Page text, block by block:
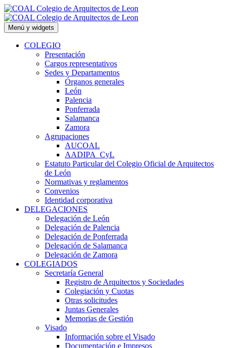
Saltar
al
contenido
Menú y widgets
COLEGIO
Presentación
Cargos representativos
Sedes y Departamentos
Órganos generales
León
Palencia
Ponferrada
Salamanca
Zamora
Agrupaciones
AUCOAL
AADIPA_CyL
Estatuto Particular del Colegio Oficial de Arquitectos
de León
Normativas y reglamentos
Convenios
Identidad corporativa
DELEGACIONES
Delegación de León
Delegación de Palencia
Delegación de Ponferrada
Delegación de Salamanca
Delegación de Zamora
COLEGIADOS
Secretaría General
Registro de Arquitectos y Sociedades
Colegiación y Cuotas
Otras solicitudes
Juntas Generales
Memorias de Gestión
Visado
Información sobre el Visado
Documentación e Impresos